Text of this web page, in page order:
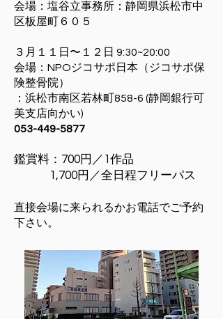
会場： 塩谷立事務所：静岡県浜松市中
区板屋町６０５
３月１１日〜１２日 9:30~20:00
会場：NPOジコサポ日本（ジコサポ保
険整骨院）
：浜松市南区若林町858-6 (静岡銀行可
美支店向かい)
053-449-5877
鑑賞料 ：700円／1作品
1,700円／全日程フリーパス
直接会場に来られるかお電話でご予約
下さい。